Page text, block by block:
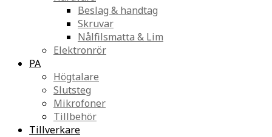
Beslag & handtag
Skruvar
Nålfilsmatta & Lim
Elektronrör
PA
Högtalare
Slutsteg
Mikrofoner
Tillbehör
Tillverkare